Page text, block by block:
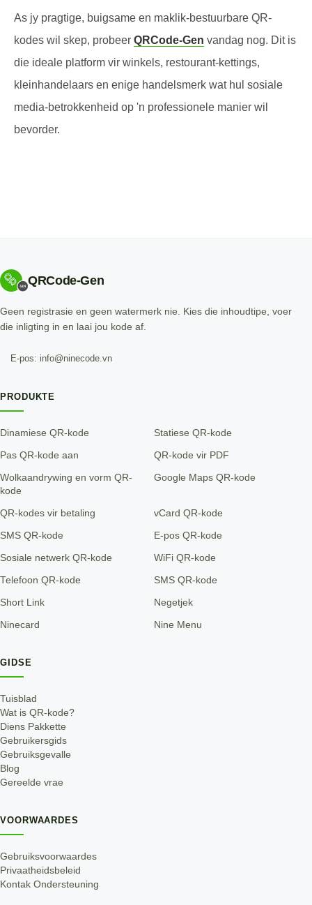
As jy pragtige, buigsame en maklik-bestuurbare QR-
kodes wil skep, probeer QRCode-Gen vandag nog. Dit is
die ideale platform vir winkels, restourant-kettings,
kleinhandelaars en enige handelsmerk wat hul sosiale
media-betrokkenheid op 'n professionele manier wil
bevorder.
QRCode-Gen
Geen registrasie en geen watermerk nie. Kies die inhoudtipe, voer
die inligting in en laai jou kode af.
E-pos: info@ninecode.vn
PRODUKTE
Dinamiese QR-kode Statiese QR-kode
Pas QR-kode aan QR-kode vir PDF
Wolkaandrywing en vorm QR-
kode
Google Maps QR-kode
QR-kodes vir betaling vCard QR-kode
SMS QR-kode E-pos QR-kode
Sosiale netwerk QR-kode WiFi QR-kode
Telefoon QR-kode SMS QR-kode
Short Link Negetjek
Ninecard Nine Menu
GIDSE
Tuisblad
Wat is QR-kode?
Diens Pakkette
Gebruikersgids
Gebruiksgevalle
Blog
Gereelde vrae
VOORWAARDES
Gebruiksvoorwaardes
Privaatheidsbeleid
Kontak Ondersteuning